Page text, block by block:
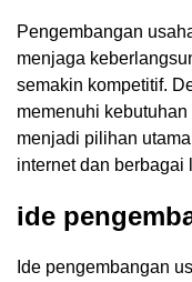
Pengembangan
menjaga
semakin kompetitif.
memenuhi
menjadi pilihan
internet dan berbagai
ide
Ide pengembangan